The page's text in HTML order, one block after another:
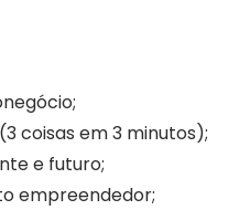
coisas em 3 minutos);
e futuro;
empreendedor;